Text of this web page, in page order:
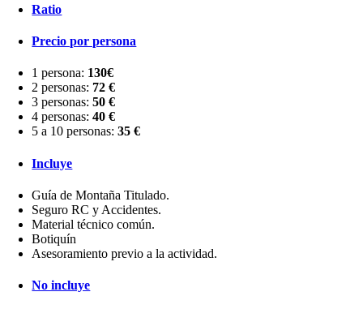
Ratio
Precio por persona
1 persona: 130€
2 personas: 72 €
3 personas:50 €
4 personas:40 €
5 a 10 personas:35 €
Incluye
Guía de Montaña Titulado.
Seguro RC y Accidentes.
Material técnico común.
Botiquín
Asesoramiento previo a la actividad.
No incluye